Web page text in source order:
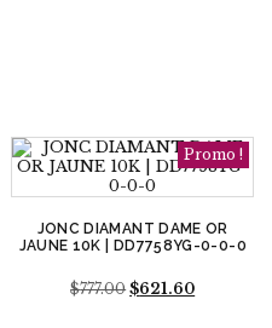
Promo !
JONC DIAMANT DAME OR
JAUNE 10K | DD7758YG-0-0-0
$777.00Le
$621.60Le